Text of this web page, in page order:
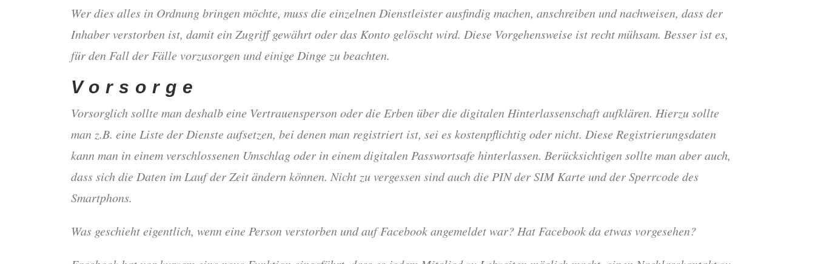
Wer dies alles in Ordnung bringen möchte, muss die einzelnen Dienstleister ausfindig machen, anschreiben und nachweisen, dass der
Inhaber verstorben ist, damit ein Zugriff gewährt oder das Konto gelöscht wird. Diese Vorgehensweise ist recht mühsam. Besser ist es,
für den Fall der Fälle vorzusorgen und einige Dinge zu beachten.
Vorsorge
Vorsorglich sollte man deshalb eine Vertrauensperson oder die Erben über die digitalen Hinterlassenschaft aufklären. Hierzu sollte
man z.B. eine Liste der Dienste aufsetzen, bei denen man registriert ist, sei es kostenpflichtig oder nicht. Diese Registrierungsdaten
kann man in einem verschlossenen Umschlag oder in einem digitalen Passwortsafe hinterlassen. Berücksichtigen sollte man aber auch,
dass sich die Daten im Lauf der Zeit ändern können. Nicht zu vergessen sind auch die PIN der SIM Karte und der Sperrcode des
Smartphons.
Was geschieht eigentlich, wenn eine Person verstorben und auf Facebook angemeldet war? Hat Facebook da etwas vorgesehen?